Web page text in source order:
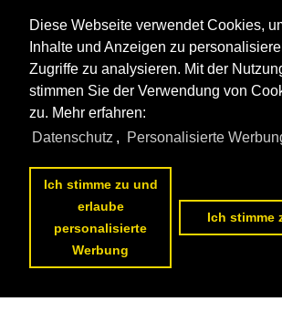
Datenschutzerklärung|Impressum|
Diese Webseite verwendet Cookies,
Inhalte und Anzeigen zu
Zugriffe zu analysieren. Mit der
stimmen Sie der Verwendung von
zu. Mehr erfahren:
Datenschutz , Personalisierte
Ich stimme zu und
erlaube
personalisierte
Werbung
Ich stimme